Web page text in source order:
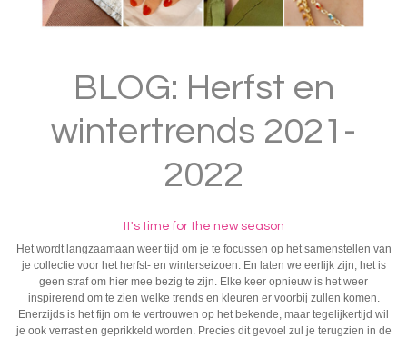
BLOG: Herfst en
wintertrends 2021-
2022
It's time for the new season
Het wordt langzaamaan weer tijd om je te focussen op het samenstellen van
je collectie voor het herfst- en winterseizoen. En laten we eerlijk zijn, het is
geen straf om hier mee bezig te zijn. Elke keer opnieuw is het weer
inspirerend om te zien welke trends en kleuren er voorbij zullen komen.
Enerzijds is het fijn om te vertrouwen op het bekende, maar tegelijkertijd wil
je ook verrast en geprikkeld worden. Precies dit gevoel zul je terugzien in de